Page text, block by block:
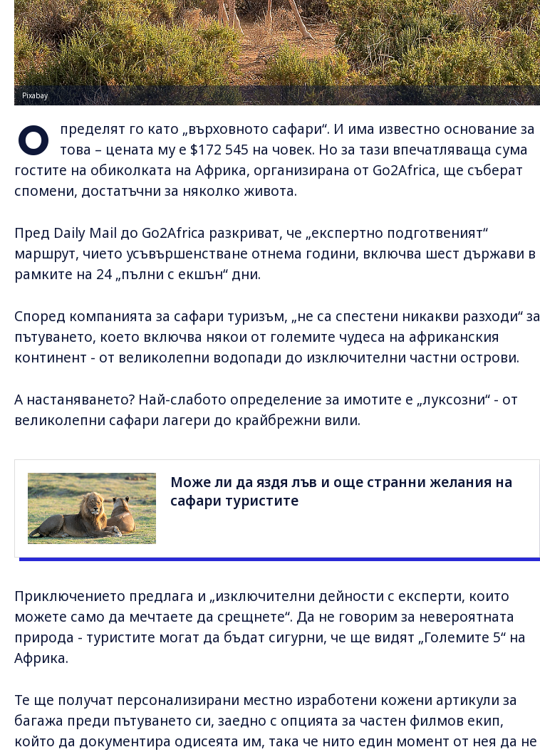
Pixabay
О
пределят го като „върховното сафари“. И има известно основание за
това – цената му е $172 545 на човек. Но за тази впечатляваща сума
гостите на обиколката на Африка, организирана от Go2Africa, ще съберат
спомени, достатъчни за няколко живота.
Пред Daily Mail до Go2Africa разкриват, че „експертно подготвеният“
маршрут, чието усъвършенстване отнема години, включва шест държави в
рамките на 24 „пълни с екшън“ дни.
Според компанията за сафари туризъм, „не са спестени никакви разходи“ за
пътуването, което включва някои от големите чудеса на африканския
континент - от великолепни водопади до изключителни частни острови.
А настаняването? Най-слабото определение за имотите е „луксозни“ - от
великолепни сафари лагери до крайбрежни вили.
Може ли да яздя лъв и още странни желания на
сафари туристите
Приключението предлага и „изключителни дейности с експерти, които
можете само да мечтаете да срещнете“. Да не говорим за невероятната
природа - туристите могат да бъдат сигурни, че ще видят „Големите 5“ на
Африка.
Те ще получат персонализирани местно изработени кожени артикули за
багажа преди пътуването си, заедно с опцията за частен филмов екип,
който да документира одисеята им, така че нито един момент от нея да не